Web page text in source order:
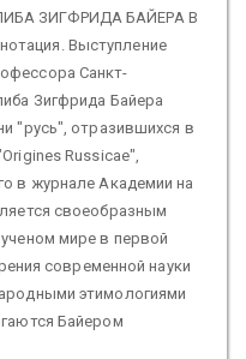
ЗИГФРИДА БАЙЕРА В
Выступление
Санкт-
Зигфрида Байера
"русь", отразившихся в
Russicae",
в журнале Академии на
своеобразным
мире в первой
современной науки
этимологиями
Байером